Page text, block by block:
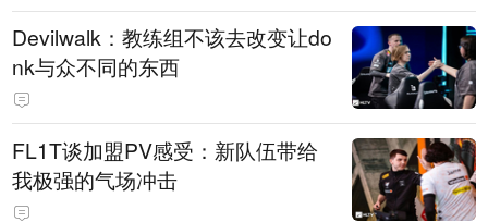
Devilwalk：教练组不该去改变让do
nk与众不同的东西
FL1T谈加盟PV感受：新队伍带给
我极强的气场冲击